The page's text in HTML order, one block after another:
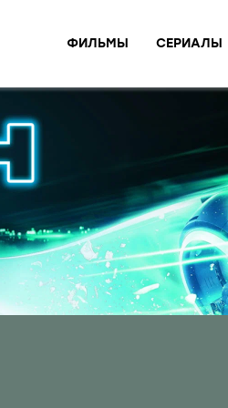
ФИЛЬМЫ СЕРИАЛЫ